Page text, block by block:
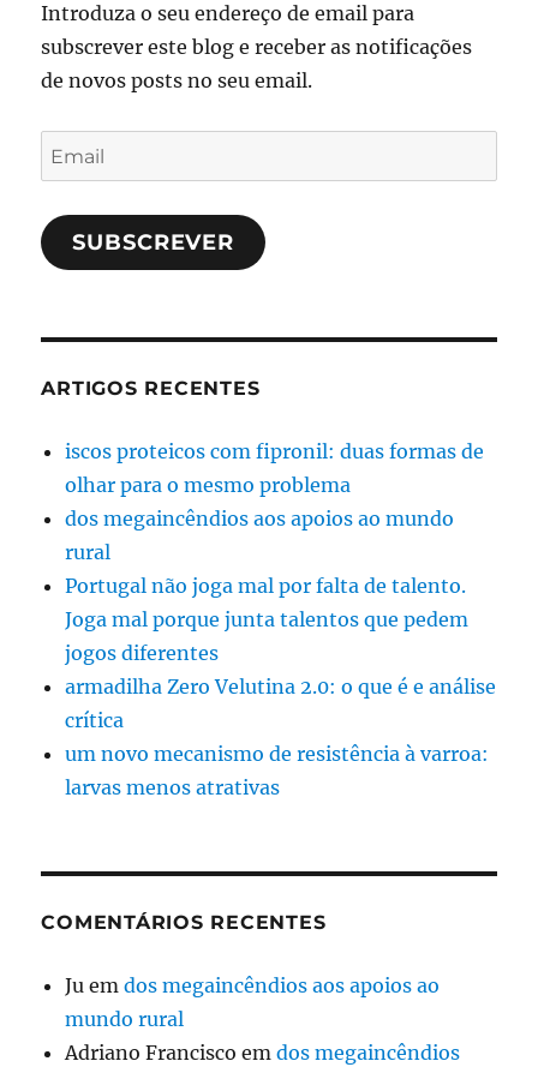
Introduza o seu endereço de email para
subscrever este blog e receber as notificações
de novos posts no seu email.
Email
SUBSCREVER
ARTIGOS RECENTES
iscos proteicos com fipronil: duas formas de
olhar para o mesmo problema
dos megaincêndios aos apoios ao mundo
rural
Portugal não joga mal por falta de talento.
Joga mal porque junta talentos que pedem
jogos diferentes
armadilha Zero Velutina 2.0: o que é e análise
crítica
um novo mecanismo de resistência à varroa:
larvas menos atrativas
COMENTÁRIOS RECENTES
Ju emdos megaincêndios aos apoios ao
mundo rural
Adriano Francisco emdos megaincêndios